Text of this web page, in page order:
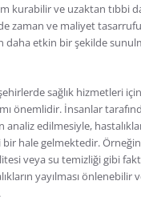
kurabilir ve uzaktan tıbbi
zaman ve maliyet
daha etkin bir şekilde
sağlık hizmetleri
önemlidir. İnsanlar
edilmesiyle,
hale gelmektedir. Örneğin,
veya su temizliği gibi
yayılması önlenebilir